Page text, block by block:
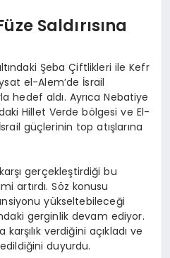
Saldırısına
Şeba Çiftlikleri ile Kefr
el-Alem’de İsrail
hedef aldı. Ayrıca Nebatiye
Hillet Verde bölgesi ve El-
güçlerinin top atışlarına
gerçekleştirdiği bu
artırdı. Söz konusu
yükseltebileceği
gerginlik devam ediyor.
verdiğini açıkladı ve
duyurdu.